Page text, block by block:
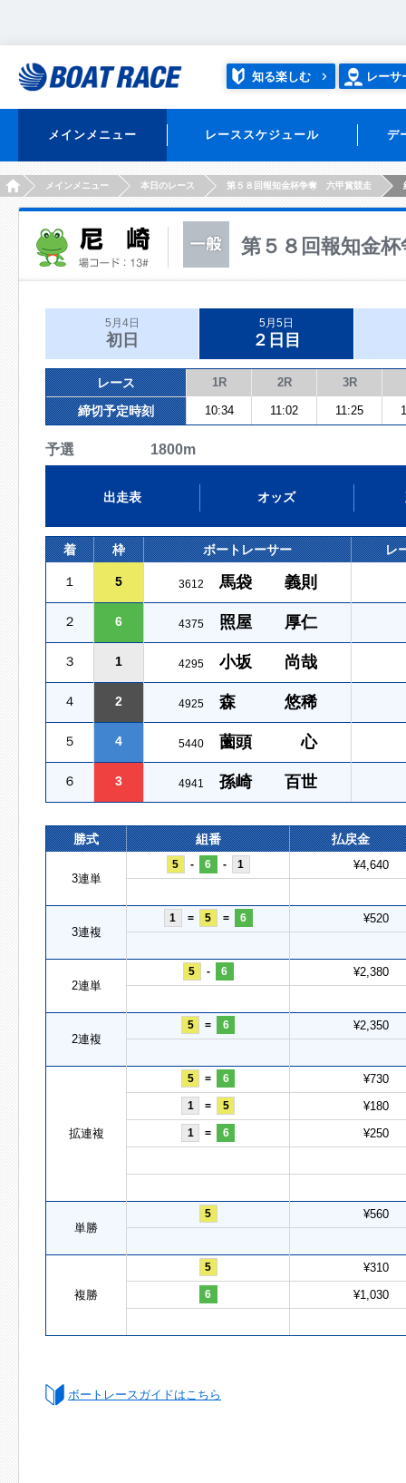
知る楽しむ レーサ
メインメニュー レーススケジュール デ
HOMEメインメニュー 本日のレース 第５８回報知金杯争奪 六甲賞競走
第５８回報知金
5月4日
初日
5月5日
２日目
レース 1R 2R 3R
締切予定時刻 10:34 11:02 11:25
予選 1800m
出走表 オッズ
着 枠 ボートレーサー レ
１ 5 3612 馬袋 義則
２ 6 4375 照屋 厚仁
３ 1 4295 小坂 尚哉
４ 2 4925 森 悠稀
５ 4 5440 薗頭 心
６ 3 4941 孫崎 百世
勝式 組番 払戻金
3連単
5 - 6 - 1 ¥4,640
3連複
1 = 5 = 6 ¥520
2連単
5 - 6 ¥2,380
2連複
5 = 6 ¥2,350
拡連複
5 = 6 ¥730
1 = 5 ¥180
1 = 6 ¥250
単勝
5 ¥560
複勝
5 ¥310
6 ¥1,030
ボートレースガイドはこちら